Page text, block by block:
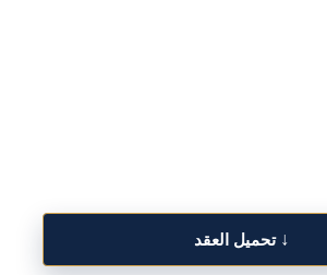
↓ تحميل العقد